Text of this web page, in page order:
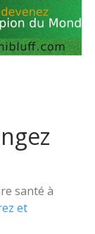
santé à
et